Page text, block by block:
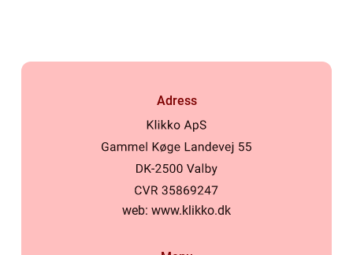
Adress
web: www.klikko.dk